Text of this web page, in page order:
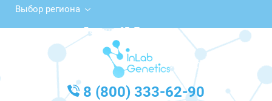
Выбор региона
ул. Ленина, 3Б, Тогучин
с 10:00 до 20:00
График работы: Пн-Пт с 10:00 до 20:00
8 (800) 333-62-90